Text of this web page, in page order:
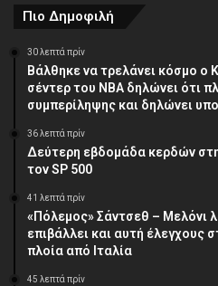
Πιο Δημοφιλή
30 λεπτά πρίν
Βάλθηκε να τρελάνει κόσμο ο
σέντερ του NBA δηλώνει ότι
συμπερίληψης και δηλώνει
36 λεπτά πρίν
Δεύτερη εβδομάδα κερδών
τον SP 500
41 λεπτά πρίν
«Πόλεμος» Σάντσεθ – Μελόνι
επιβάλλει και αυτή έλεγχους
πλοία από Ιταλία
45 λεπτά πρίν